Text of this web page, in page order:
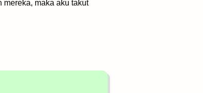
mereka, maka aku takut